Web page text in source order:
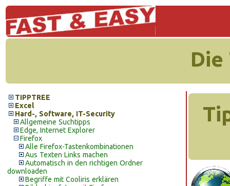
TIPPTREE
Excel
Hard-, Software, IT-Security
Allgemeine Suchtipps
Edge, Internet Explorer
Firefox
Alle Firefox-Tastenkombinationen
Aus Texten Links machen
Automatisch in den richtigen Ordner
downloaden
Begriffe mit Cooliris erklären